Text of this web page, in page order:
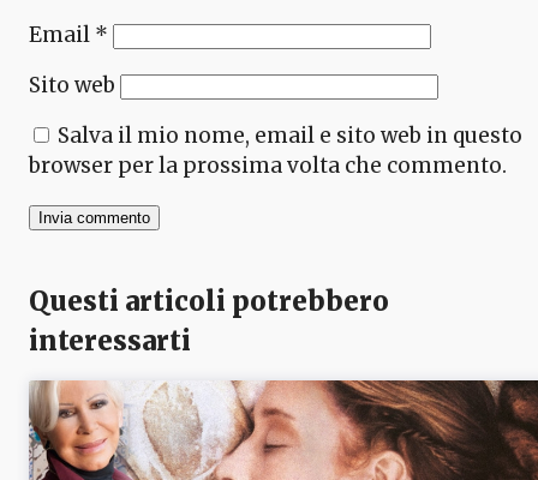
Email *
Sito web
Salva il mio nome, email e sito web in questo
browser per la prossima volta che commento.
Questi articoli potrebbero
interessarti